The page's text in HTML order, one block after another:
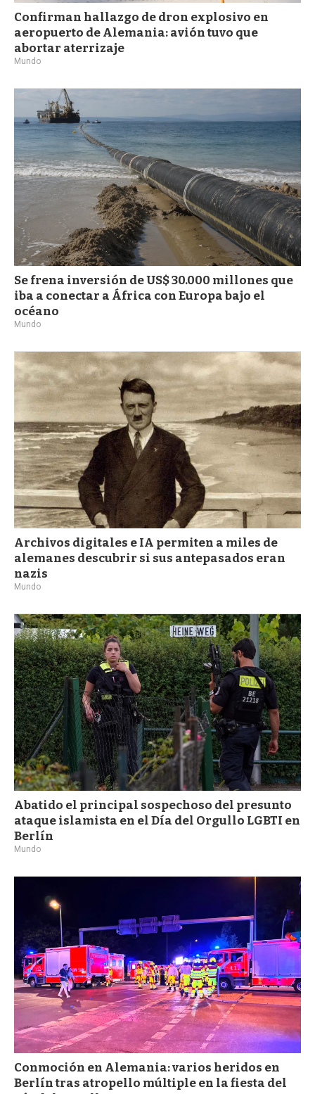
Confirman hallazgo de dron explosivo en
aeropuerto de Alemania: avión tuvo que
abortar aterrizaje
Mundo
Se frena inversión de US$ 30.000 millones que
iba a conectar a África con Europa bajo el
océano
Mundo
Archivos digitales e IA permiten a miles de
alemanes descubrir si sus antepasados eran
nazis
Mundo
Abatido el principal sospechoso del presunto
ataque islamista en el Día del Orgullo LGBTI en
Berlín
Mundo
Conmoción en Alemania: varios heridos en
Berlín tras atropello múltiple en la fiesta del